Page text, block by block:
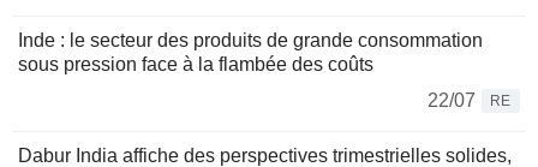
Inde : le secteur des produits de grande consommation
sous pression face à la flambée des coûts
22/07
RE
Dabur India affiche des perspectives trimestrielles solides,